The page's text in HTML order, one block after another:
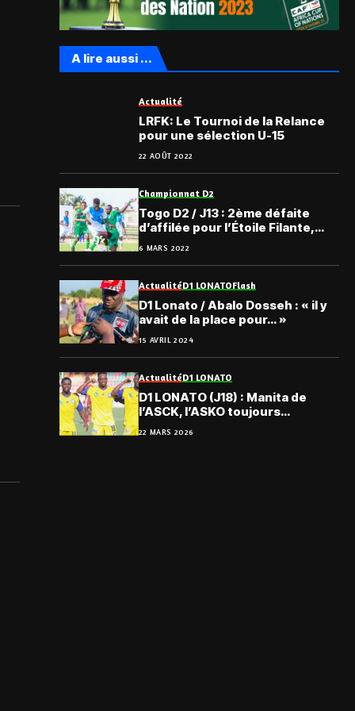
A lire aussi ...
Actualité
LRFK: Le Tournoi de la Relance
pour une sélection U-15
22 AOÛT 2022
Championnat D2
Togo D2 / J13 : 2ème défaite
d’affilée pour l’Étoile Filante,
Foadan toujours serein ; tous les
résultats et classements
6 MARS 2022
ActualitéD1 LONATOFlash
D1 Lonato / Abalo Dosseh : « il y
avait de la place pour… »
15 AVRIL 2024
ActualitéD1 LONATO
D1 LONATO (J18) : Manita de
l’ASCK, l’ASKO toujours
présente; résultats et
classement
22 MARS 2026